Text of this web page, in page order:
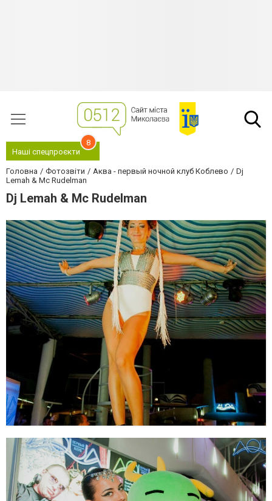
Наші спецпроєкти
8
Головна Фотозвіти Аква - первый ночной клуб Коблево
Dj
Lemah & Mc Rudelman
Dj Lemah & Mc Rudelman